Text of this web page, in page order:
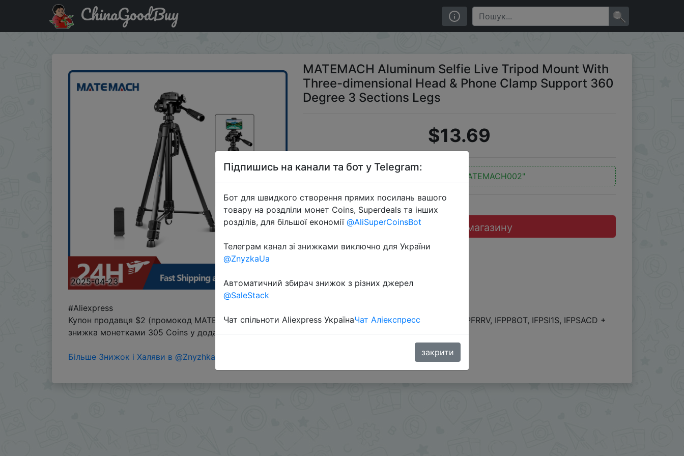
Придбати по знижці MATEMACH002 MATEMACH Aluminum Selfie Live Tripod Mount With Three-dimensional Head & Phone Clamp Support 360 Degree 3 Sections Legs
ChinaGoodBuy
2025-04-23
MATEMACH Aluminum Selfie Live Tripod Mount With
Three-dimensional Head & Phone Clamp Support 360
Degree 3 Sections Legs
$13.69
"MATEMACH002"
Перейти до магазину
#Aliexpress
Купон продавця $2 (промокод MATEMACH002) + промокод на вибір IFP5RU1, IFPUKR8, IFPDTL6, IFPFRRV, IFPP8OT, IFPSI1S, IFPSACD +
знижка монетками 305 Coins у додатку.
Більше Знижок і Халяви в @ZnyzhkaUA
Підпишись на канали та бот у Telegram:
Бот для швидкого створення прямих посилань вашого
товару на роздліли монет Coins, Superdeals та інших
розділів, для більшої економії @AliSuperCoinsBot
Телеграм канал зі знижками виключно для України
@ZnyzkaUa
Автоматичний збирач знижок з різних джерел
@SaleStack
Чат спільноти Aliexpress УкраїнаЧат Аліекспресс
закрити